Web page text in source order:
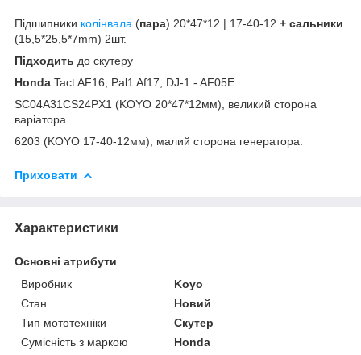
Підшипники колінвала (пара) 20*47*12 | 17-40-12 + сальники
(15,5*25,5*7mm) 2шт.
Підходить до скутеру
Honda Tact AF16, Pal1 Af17, DJ-1 - AF05E.
SC04A31CS24PX1 (KOYO 20*47*12мм), великий сторона
варіатора.
6203 (KOYO 17-40-12мм), малий сторона генератора.
Приховати
Характеристики
Основні атрибути
Виробник
Koyo
Стан
Новий
Тип мототехніки
Скутер
Сумісність з маркою
Honda